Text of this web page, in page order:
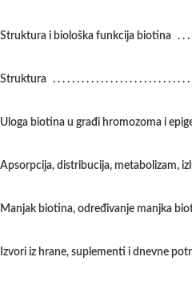
Struktura i biološka funkcija biotina
Struktura
Uloga biotina u građi hromozoma i
Apsorpcija, distribucija, metabolizam,
Manjak biotina, određivanje manjka
Izvori iz hrane, suplementi i dnevne